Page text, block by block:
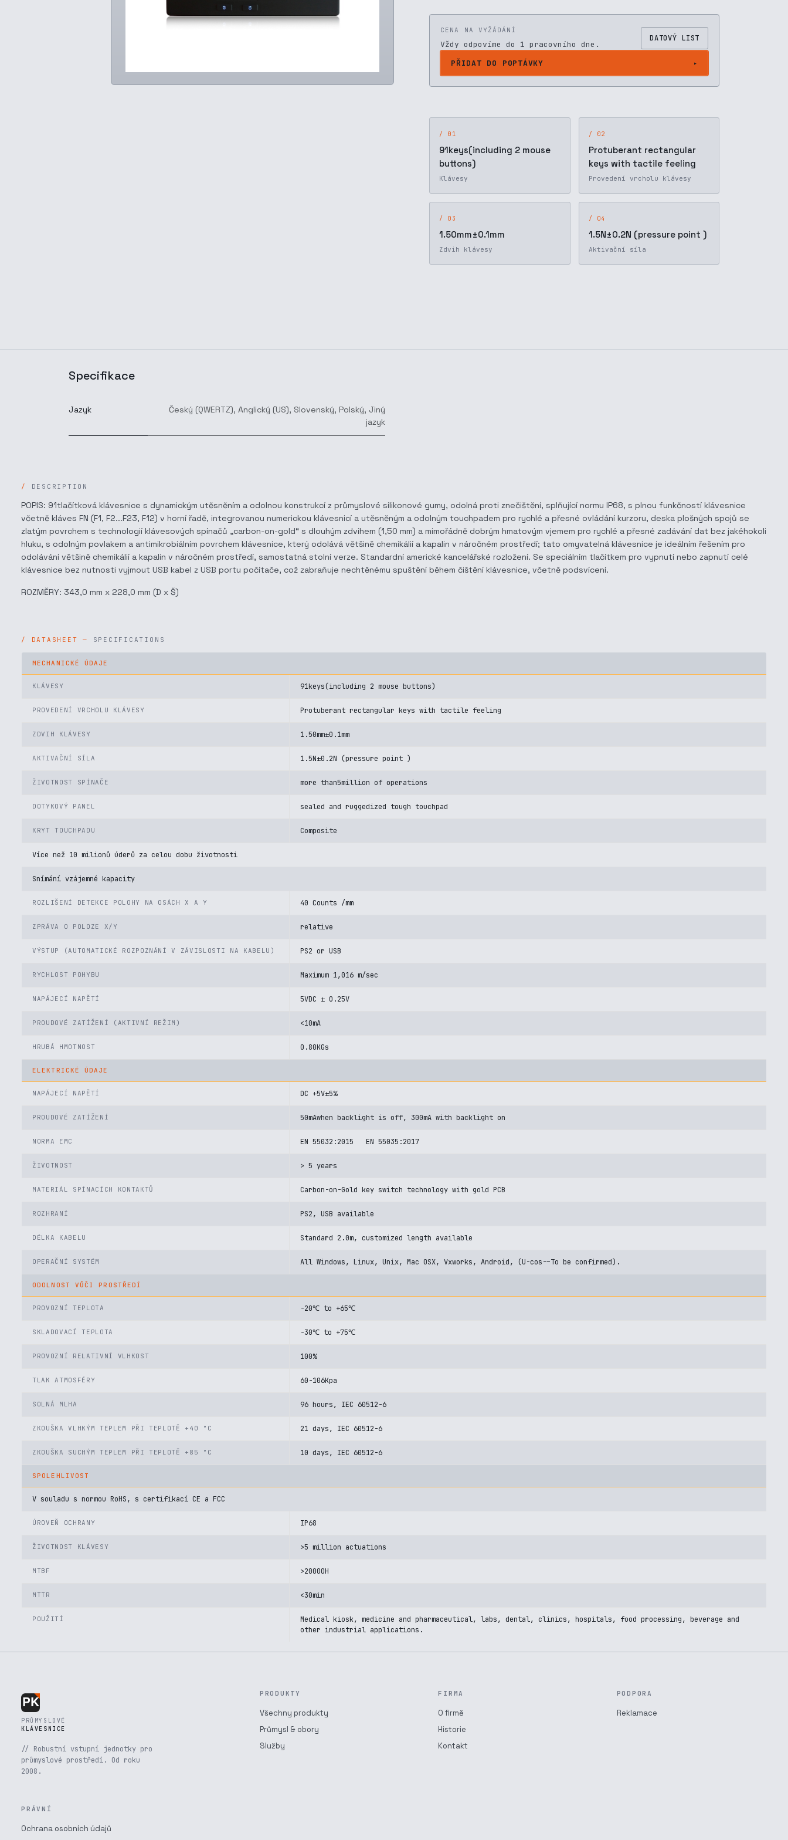
CENA NA VYŽÁDÁNÍ
Vždy odpovíme do 1 pracovního dne.
DATOVÝ LIST
PŘIDAT DO POPTÁVKY
/ 01
91keys(including 2 mouse
buttons)
Klávesy
/ 02
Protuberant rectangular
keys with tactile feeling
Provedení vrcholu klávesy
/ 03
1.50mm±0.1mm
Zdvih klávesy
/ 04
1.5N±0.2N (pressure point )
Aktivační síla
Specifikace
Jazyk Český (QWERTZ), Anglický (US), Slovenský, Polský, Jiný
jazyk
DESCRIPTION
POPIS: 91tlačítková klávesnice s dynamickým utěsněním a odolnou konstrukcí z průmyslové silikonové gumy, odolná proti znečištění, splňující normu IP68, s plnou funkčností klávesnice
včetně kláves FN (F1, F2...F23, F12) v horní řadě, integrovanou numerickou klávesnicí a utěsněným a odolným touchpadem pro rychlé a přesné ovládání kurzoru, deska plošných spojů se
zlatým povrchem s technologií klávesových spínačů „carbon-on-gold“ s dlouhým zdvihem (1,50 mm) a mimořádně dobrým hmatovým vjemem pro rychlé a přesné zadávání dat bez jakéhokoli
hluku, s odolným povlakem a antimikrobiálním povrchem klávesnice, který odolává většině chemikálií a kapalin v náročném prostředí; tato omyvatelná klávesnice je ideálním řešením pro
odolávání většině chemikálií a kapalin v náročném prostředí, samostatná stolní verze. Standardní americké kancelářské rozložení. Se speciálním tlačítkem pro vypnutí nebo zapnutí celé
klávesnice bez nutnosti vyjmout USB kabel z USB portu počítače, což zabraňuje nechtěnému spuštění během čištění klávesnice, včetně podsvícení.
ROZMĚRY: 343,0 mm x 228,0 mm (D x Š)
SPECIFICATIONS
MECHANICKÉ ÚDAJE
KLÁVESY 91keys(including 2 mouse buttons)
PROVEDENÍ VRCHOLU KLÁVESY Protuberant rectangular keys with tactile feeling
ZDVIH KLÁVESY 1.50mm±0.1mm
AKTIVAČNÍ SÍLA 1.5N±0.2N (pressure point )
ŽIVOTNOST SPÍNAČE more than5million of operations
DOTYKOVÝ PANEL sealed and ruggedized tough touchpad
KRYT TOUCHPADU Composite
Více než 10 milionů úderů za celou dobu životnosti
Snímání vzájemné kapacity
ROZLIŠENÍ DETEKCE POLOHY NA OSÁCH X A Y 40 Counts /mm
ZPRÁVA O POLOZE X/Y relative
VÝSTUP (AUTOMATICKÉ ROZPOZNÁNÍ V ZÁVISLOSTI NA KABELU) PS2 or USB
RYCHLOST POHYBU Maximum 1,016 m/sec
NAPÁJECÍ NAPĚTÍ 5VDC ± 0.25V
PROUDOVÉ ZATÍŽENÍ (AKTIVNÍ REŽIM) <10mA
HRUBÁ HMOTNOST 0.80KGs
ELEKTRICKÉ ÚDAJE
NAPÁJECÍ NAPĚTÍ DC +5V±5%
PROUDOVÉ ZATÍŽENÍ 50mAwhen backlight is off, 300mA with backlight on
NORMA EMC EN 55032:2015 EN 55035:2017
ŽIVOTNOST > 5 years
MATERIÁL SPÍNACÍCH KONTAKTŮ Carbon-on-Gold key switch technology with gold PCB
ROZHRANÍ PS2, USB available
DÉLKA KABELU Standard 2.0m, customized length available
OPERAČNÍ SYSTÉM All Windows, Linux, Unix, Mac OSX, Vxworks, Android, (U-cos--To be confirmed).
ODOLNOST VŮČI PROSTŘEDÍ
PROVOZNÍ TEPLOTA -20℃ to +65℃
SKLADOVACÍ TEPLOTA -30℃ to +75℃
PROVOZNÍ RELATIVNÍ VLHKOST 100%
TLAK ATMOSFÉRY 60-106Kpa
SOLNÁ MLHA 96 hours, IEC 60512-6
ZKOUŠKA VLHKÝM TEPLEM PŘI TEPLOTĚ +40 °C 21 days, IEC 60512-6
ZKOUŠKA SUCHÝM TEPLEM PŘI TEPLOTĚ +85 °C 10 days, IEC 60512-6
SPOLEHLIVOST
V souladu s normou RoHS, s certifikací CE a FCC
ÚROVEŇ OCHRANY IP68
ŽIVOTNOST KLÁVESY >5 million actuations
MTBF >20000H
MTTR <30min
POUŽITÍ
Medical kiosk, medicine and pharmaceutical, labs, dental, clinics, hospitals, food processing, beverage and
other industrial applications.
PRŮMYSLOVÉ
KLÁVESNICE
// Robustní vstupní jednotky pro
průmyslové prostředí. Od roku
2008.
PRODUKTY
Všechny produkty
Průmysl & obory
Služby
FIRMA
O firmě
Historie
Kontakt
PODPORA
Reklamace
PRÁVNÍ
Ochrana osobních údajů